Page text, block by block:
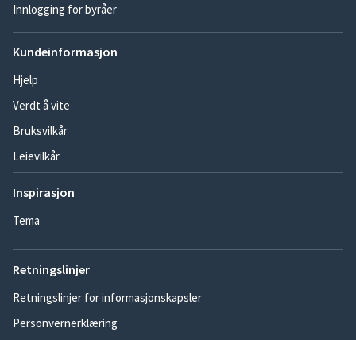
Innlogging for byråer
Kundeinformasjon
Hjelp
Verdt å vite
Bruksvilkår
Leievilkår
Inspirasjon
Tema
Retningslinjer
Retningslinjer for informasjonskapsler
Personvernerklæring